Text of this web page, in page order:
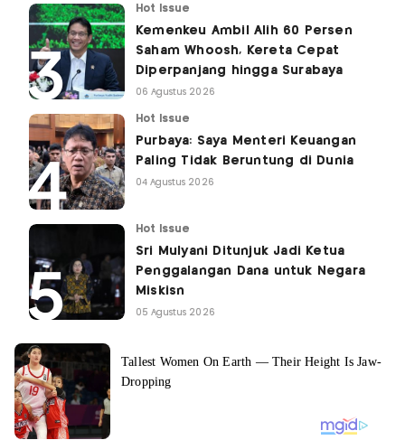
Hot Issue
Kemenkeu Ambil Alih 60 Persen
Saham Whoosh, Kereta Cepat
Diperpanjang hingga Surabaya
06 Agustus 2026
Hot Issue
Purbaya: Saya Menteri Keuangan
Paling Tidak Beruntung di Dunia
04 Agustus 2026
Hot Issue
Sri Mulyani Ditunjuk Jadi Ketua
Penggalangan Dana untuk Negara
Miskisn
05 Agustus 2026